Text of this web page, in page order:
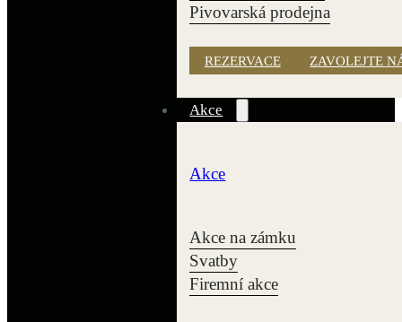
Pivovarská prodejna
REZERVACE ZAVOLEJTE
Akce
Akce
Akce na zámku
Svatby
Firemní akce